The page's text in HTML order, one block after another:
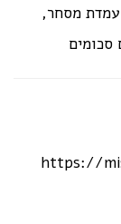
עמדת מסחר,
סכומים
https://